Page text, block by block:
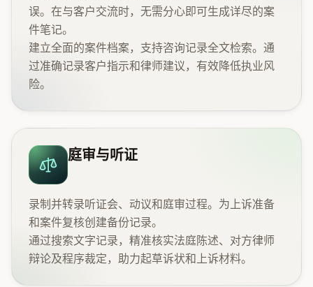
误。在与客户交流时，无需分心即可生成详尽的案
件笔记。
建立全面的案件档案，支持咨询记录全文检索。通
过准确记录客户指示和律师建议，有效降低执业风
险。
庭审与听证
录制并转录听证会、动议和庭审过程。为上诉准备
和案件复核创建备份记录。
通过搜索文字记录，精准核实法庭陈述、对方律师
辩论及程序裁定，助力起草诉状和上诉材料。